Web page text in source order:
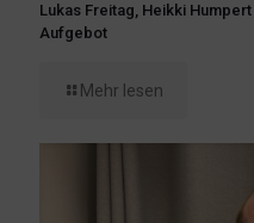
Lukas Freitag, Heikki
Aufgebot
Mehr lesen